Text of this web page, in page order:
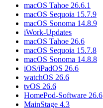
macOS Tahoe 26.6.1
macOS Sequoia 15.7.9
macOS Sonoma 14.8.9
iWork-Updates
macOS Tahoe 26.6
macOS Sequoia 15.7.8
macOS Sonoma 14.8.8
iOS/iPadOS 26.6
watchOS 26.6
tvOS 26.6
HomePod-Software 26.6
MainStage 4.3